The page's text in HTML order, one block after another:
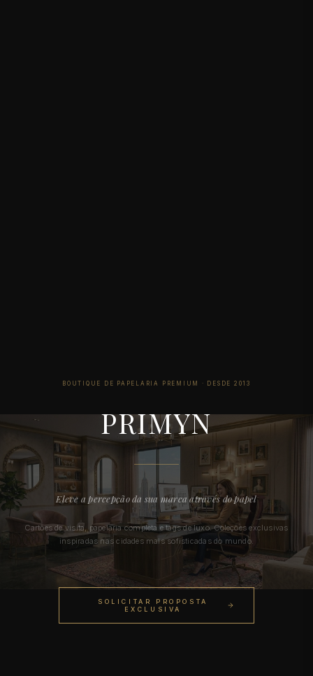
BOUTIQUE DE PAPELARIA PREMIUM · DESDE 2013
PRIMYN—
Eleve a percepção da sua marca através do papel
Cartões de visita, papelaria completa e tags de luxo. Coleções exclusivas
inspiradas nas cidades mais sofisticadas do mundo.
SOLICITAR PROPOSTA
EXCLUSIVA